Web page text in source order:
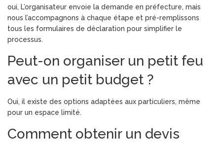
oui, L’organisateur envoie la demande en préfecture, mais
nous l’accompagnons à chaque étape et pré-remplissons
tous les formulaires de déclaration pour simplifier le
processus.
Peut-on organiser un petit feu
avec un petit budget ?
Oui, il existe des options adaptées aux particuliers, même
pour un espace limité.
Comment obtenir un devis